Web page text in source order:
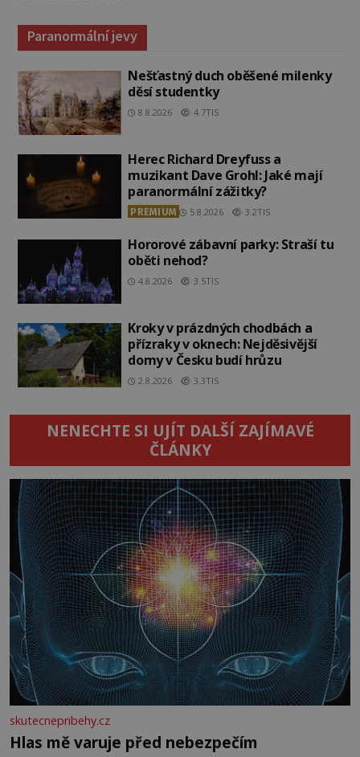
Paranormální jevy
Nešťastný duch oběšené milenky
děsí studentky
8.8.2026 4.7TIS
Herec Richard Dreyfuss a
muzikant Dave Grohl: Jaké mají
paranormální zážitky?
PREMIUM 5.8.2026 3.2TIS
Hororové zábavní parky: Straší tu
oběti nehod?
4.8.2026 3.5TIS
Kroky v prázdných chodbách a
přízraky v oknech: Nejděsivější
domy v Česku budí hrůzu
2.8.2026 3.3TIS
NENECHTE SI UJÍT DALŠÍ ZAJÍMAVÉ
ČLÁNKY
skutecnepribehy.cz
Hlas mě varuje před nebezpečím